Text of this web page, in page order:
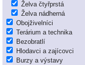
Želva čtyřprstá
Želva nádherná
Obojživelníci
Terárium a technika
Bezobratlí
Hlodavci a zajícovci
Burzy a výstavy